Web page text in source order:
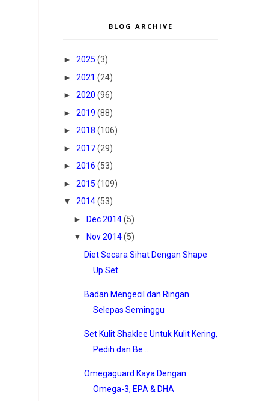
BLOG ARCHIVE
► 2025 (3)
► 2021 (24)
► 2020 (96)
► 2019 (88)
► 2018 (106)
► 2017(29)
► 2016 (53)
► 2015 (109)
▼
2014(53)
►
Dec 2014 (5)
▼
Nov 2014 (5)
Diet Secara Sihat Dengan Shape
Up Set
Badan Mengecil dan Ringan
Selepas Seminggu
Set Kulit Shaklee Untuk Kulit Kering,
Pedih dan Be...
Omegaguard Kaya Dengan
Omega-3, EPA & DHA